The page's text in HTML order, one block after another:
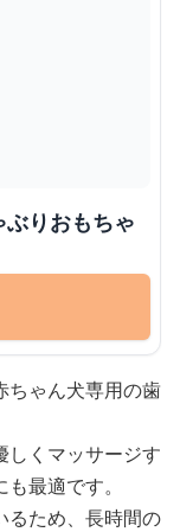
りおもちゃ
ちゃん犬専用の歯
しくマッサージす
最適です。
るため、長時間の